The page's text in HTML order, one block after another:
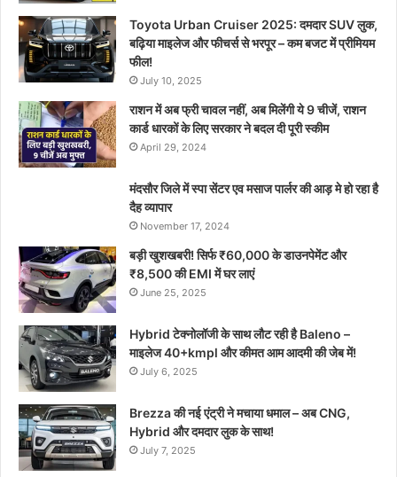
Toyota Urban Cruiser 2025: दमदार SUV लुक,
बढ़िया माइलेज और फीचर्स से भरपूर – कम बजट में प्रीमियम
फील!
July 10, 2025
राशन में अब फ्री चावल नहीं, अब मिलेंगी ये 9 चीजें, राशन
कार्ड धारकों के लिए सरकार ने बदल दी पूरी स्कीम
April 29, 2024
मंदसौर जिले में स्पा सेंटर एव मसाज पार्लर की आड़ मे हो रहा है
दैह व्यापार
November 17, 2024
बड़ी खुशखबरी! सिर्फ ₹60,000 के डाउनपेमेंट और
₹8,500 की EMI में घर लाएं
June 25, 2025
Hybrid टेक्नोलॉजी के साथ लौट रही है Baleno –
माइलेज 40+kmpl और कीमत आम आदमी की जेब में!
July 6, 2025
Brezza की नई एंट्री ने मचाया धमाल – अब CNG,
Hybrid और दमदार लुक के साथ!
July 7, 2025